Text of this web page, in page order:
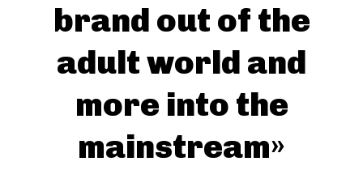
brand out of the
adult world and
more into the
mainstream»